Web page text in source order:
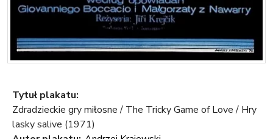
Tytuł plakatu:
Zdradzieckie gry miłosne / The Tricky Game of Love / Hry
lasky salive (1971)